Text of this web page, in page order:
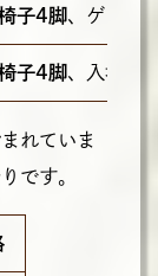
子4脚、ゲーム
子4脚、入場証
れていま
です。